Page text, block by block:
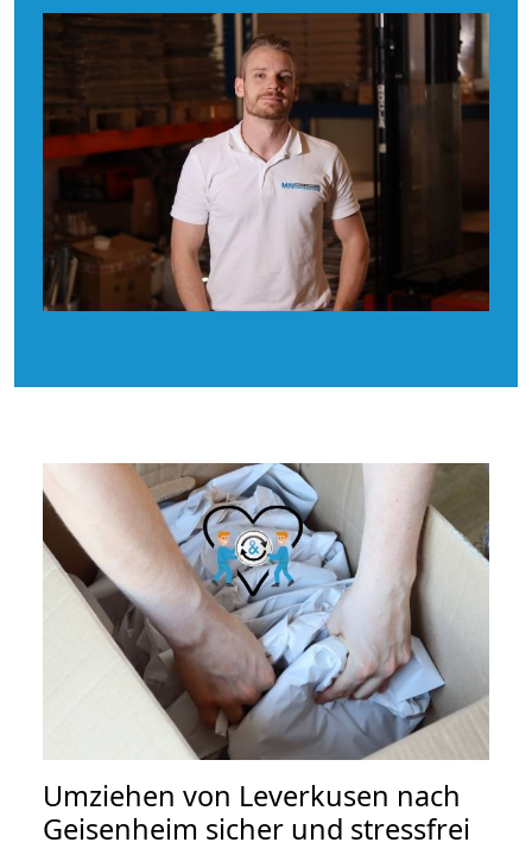
Umziehen von Leverkusen nach
Geisenheim sicher und stressfrei